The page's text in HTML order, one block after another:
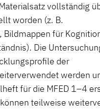
vollständig
worden (z. B.
für
Die
der
werden
für die MFED 1–4
teilweise